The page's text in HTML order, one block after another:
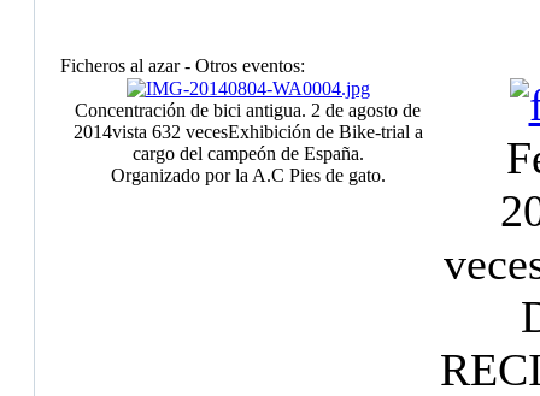
Ficheros al azar - Otros eventos:
Concentración de bici antigua. 2 de agosto de
2014vista 632 vecesExhibición de Bike-trial a
cargo del campeón de España.
Organizado por la A.C Pies de gato.